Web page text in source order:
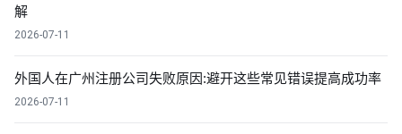
解
2026-07-11
外国人在广州注册公司失败原因:避开这些常见错误提高成功率
2026-07-11